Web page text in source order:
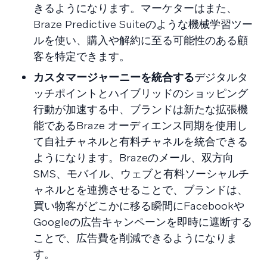
きるようになります。マーケターはまた、
Braze Predictive Suiteのような機械学習ツー
ルを使い、購入や解約に至る可能性のある顧
客を特定できます。
カスタマージャーニーを統合するデジタルタ
ッチポイントとハイブリッドのショッピング
行動が加速する中、ブランドは新たな拡張機
能であるBraze オーディエンス同期を使用し
て自社チャネルと有料チャネルを統合できる
ようになります。Brazeのメール、双方向
SMS、モバイル、ウェブと有料ソーシャルチ
ャネルとを連携させることで、ブランドは、
買い物客がどこかに移る瞬間にFacebookや
Googleの広告キャンペーンを即時に遮断する
ことで、広告費を削減できるようになりま
す。